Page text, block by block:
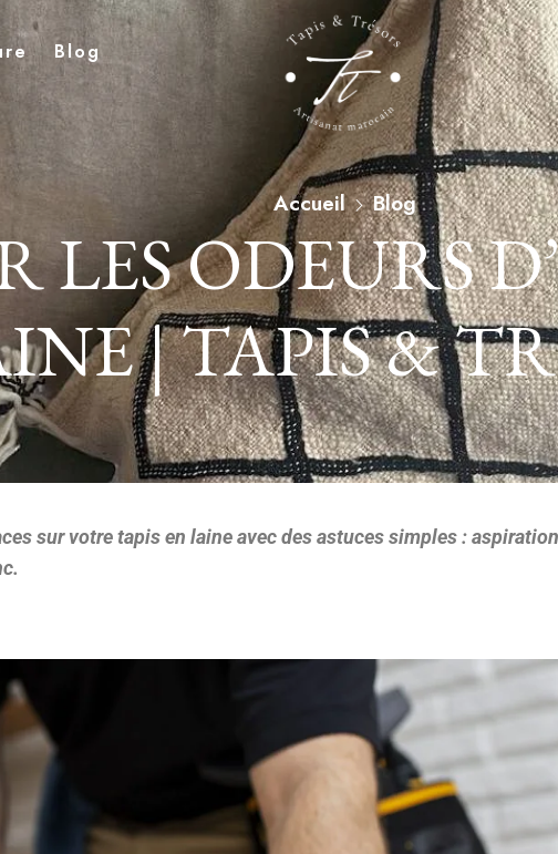
Blog
Accueil Blog
LES ODEURS
| TAPIS &
sur votre tapis en laine avec des astuces simples :